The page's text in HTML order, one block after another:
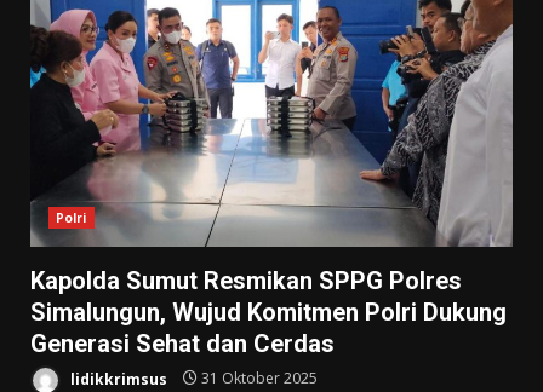
Polri
Kapolda Sumut Resmikan SPPG Polres
Simalungun, Wujud Komitmen Polri Dukung
Generasi Sehat dan Cerdas
lidikkrimsus 31 Oktober 2025